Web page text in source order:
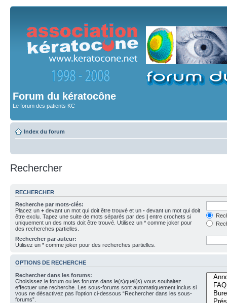
Forum du kératocône
Le forum des patients KC
Index du forum
Rechercher
RECHERCHER
Recherche par mots-clés:
Placez un + devant un mot qui doit être trouvé et un - devant un mot qui doit
être exclu. Tapez une suite de mots séparés par des | entre crochets si
uniquement un des mots doit être trouvé. Utilisez un * comme joker pour
des recherches partielles.
Rechercher par auteur:
Utilisez un * comme joker pour des recherches partielles.
OPTIONS DE RECHERCHE
Rechercher dans les forums:
Choisissez le forum ou les forums dans le(s)quel(s) vous souhaitez
effectuer une recherche. Les sous-forums sont automatiquement inclus si
vous ne désactivez pas l’option ci-dessous “Rechercher dans les sous-
forums”.